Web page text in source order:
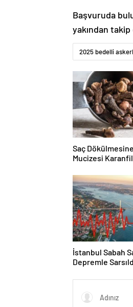
Başvuruda
yakından
2025 bedelli
Saç
Mucizesi
İstanbul Sabah
Depremle